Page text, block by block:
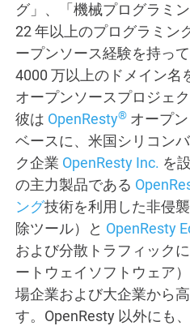
グ」、「機械プログラミ
22 年以上のプログラミン
ープンソース経験を持っ
4000 万以上のドメイン名
オープンソースプロジェ
彼は OpenResty® オープ
ベースに、米国シリコン
ク企業 OpenResty Inc. を
の主力製品である
ング技術を利用した非侵
除ツール）と OpenResty
および分散トラフィック
ートウェイソフトウェア
場企業および大企業から
す。OpenResty 以外にも